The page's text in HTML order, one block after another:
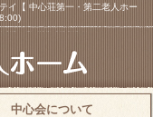
イ【 中心荘第一・第二老人ホー
中心会について